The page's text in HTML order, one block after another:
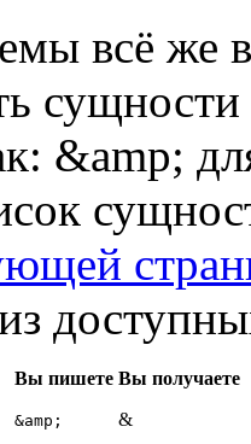
всё же
&amp;
Вы пишете Вы получаете
&amp; &